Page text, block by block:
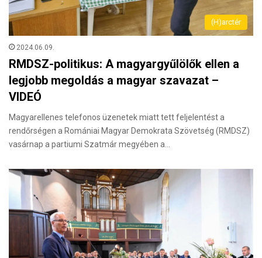
(H)arctér
2024.06.09.
RMDSZ-politikus: A magyargyűlölők ellen a
legjobb megoldás a magyar szavazat –
VIDEÓ
Magyarellenes telefonos üzenetek miatt tett feljelentést a
rendőrségen a Romániai Magyar Demokrata Szövetség (RMDSZ)
vasárnap a partiumi Szatmár megyében a…